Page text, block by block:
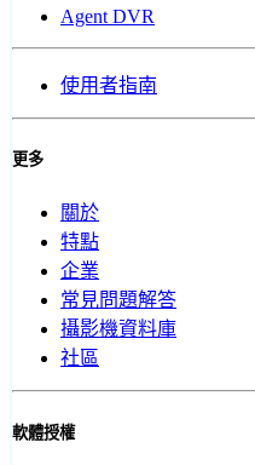
Agent DVR
使用者指南
更多
關於
特點
企業
常見問題解答
攝影機資料庫
社區
軟體授權